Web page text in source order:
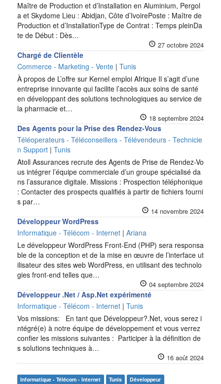
Maître de Production et d’Installation en Aluminium, Pergol
a et Skydome Lieu : Abidjan, Côte d’IvoirePoste : Maître de
Production et d’InstallationType de Contrat : Temps pleinDa
te de Début : Dès…
27 octobre 2024
Chargé de Clientèle
Commerce - Marketing - Vente | Tunis
À propos de L’offre sur Kernel emploi Afrique Il s’agit d’une
entreprise innovante qui facilite l’accès aux soins de santé
en développant des solutions technologiques au service de
la pharmacie et…
18 septembre 2024
Des Agents pour la Prise des Rendez-Vous
Téléoperateurs - Téléconseillers - Télévendeurs - Technicie
n Support | Tunis
Atoll Assurances recrute des Agents de Prise de Rendez-Vo
us intégrer l’équipe commerciale d’un groupe spécialisé da
ns l’assurance digitale. Missions : Prospection téléphonique
: Contacter des prospects qualifiés à partir de fichiers fourni
s par…
14 novembre 2024
Développeur WordPress
Informatique - Télécom - Internet | Ariana
Le développeur WordPress Front-End (PHP) sera responsa
ble de la conception et de la mise en œuvre de l’interface ut
ilisateur des sites web WordPress, en utilisant des technolo
gies front-end telles que…
04 septembre 2024
Développeur .Net / Asp.Net expérimenté
Informatique - Télécom - Internet | Tunis
Vos missions: En tant que Développeur?.Net, vous serez i
ntégré(e) à notre équipe de développement et vous verrez
confier les missions suivantes : Participer à la définition de
s solutions techniques à…
16 août 2024
Informatique - Télécom - Internet Tunis
Développeur